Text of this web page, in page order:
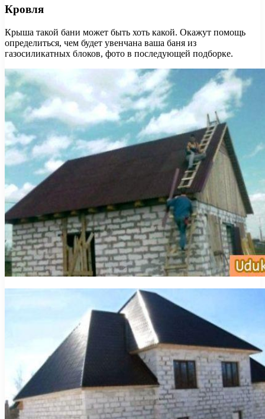
Кровля
Крыша такой бани может быть хоть какой. Окажут помощь
определиться, чем будет увенчана ваша баня из
газосиликатных блоков, фото в последующей подборке.